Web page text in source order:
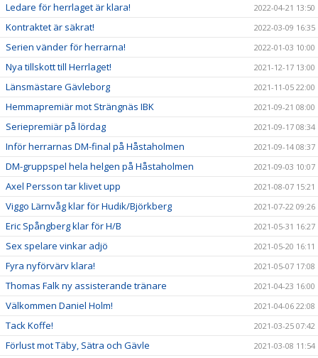
Ledare för herrlaget är klara! 2022-04-21 13:50
Kontraktet är säkrat! 2022-03-09 16:35
Serien vänder för herrarna! 2022-01-03 10:00
Nya tillskott till Herrlaget! 2021-12-17 13:00
Länsmästare Gävleborg 2021-11-05 22:00
Hemmapremiär mot Strängnäs IBK 2021-09-21 08:00
Seriepremiär på lördag 2021-09-17 08:34
Inför herrarnas DM-final på Håstaholmen 2021-09-14 08:37
DM-gruppspel hela helgen på Håstaholmen 2021-09-03 10:07
Axel Persson tar klivet upp 2021-08-07 15:21
Viggo Lärnvåg klar för Hudik/Björkberg 2021-07-22 09:26
Eric Spångberg klar för H/B 2021-05-31 16:27
Sex spelare vinkar adjö 2021-05-20 16:11
Fyra nyförvärv klara! 2021-05-07 17:08
Thomas Falk ny assisterande tränare 2021-04-23 16:00
Välkommen Daniel Holm! 2021-04-06 22:08
Tack Koffe! 2021-03-25 07:42
Förlust mot Täby, Sätra och Gävle 2021-03-08 11:54